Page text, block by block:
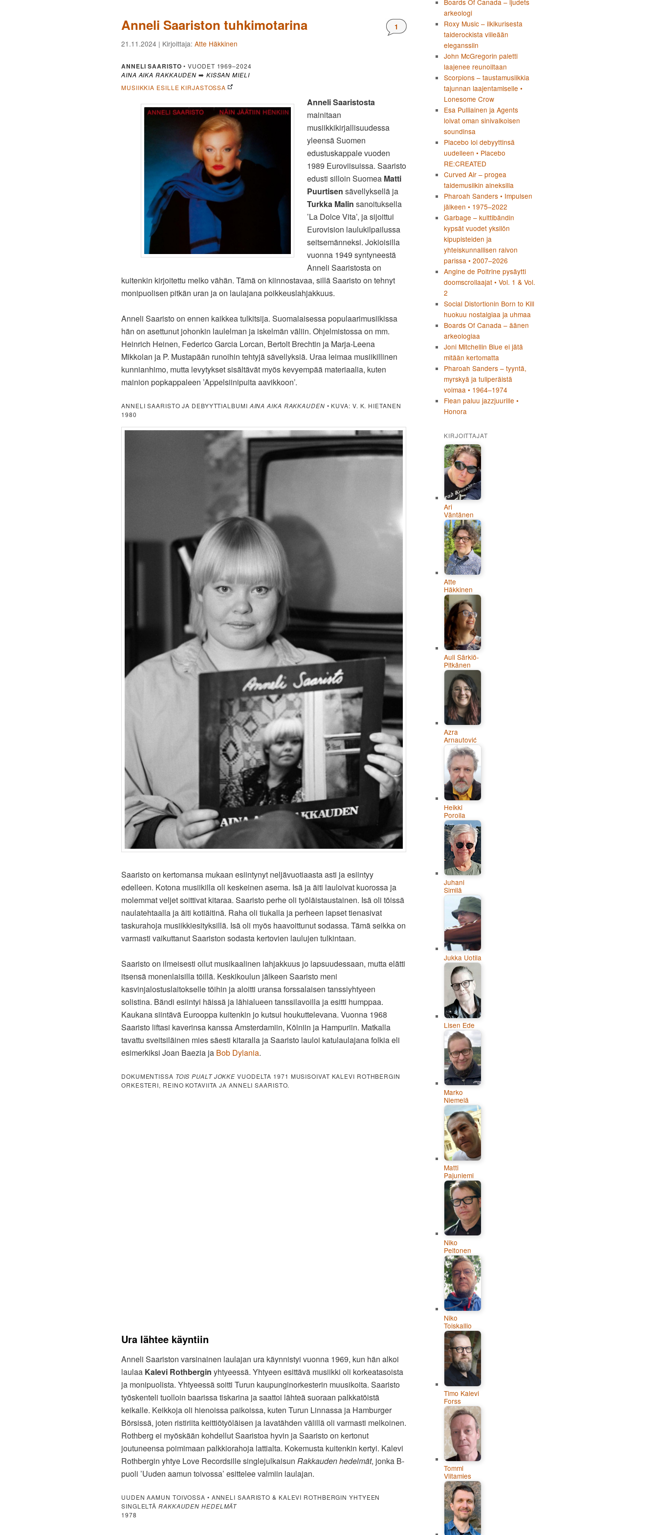
Anneli Saariston tuhkimotarina Kommentteja:
1
21.11.2024 | Kirjoittaja: Atte Häkkinen
ANNELI SAARISTO • VUODET 1969–2024
AINA AIKA RAKKAUDEN ➡️ KISSAN MIELI
MUSIIKKIA ESILLE KIRJASTOSSA
Anneli Saaristosta
mainitaan
musiikkikirjallisuudessa
yleensä Suomen
edustuskappale vuoden
1989 Euroviisuissa. Saaristo
edusti silloin Suomea Matti
Puurtisen sävellyksellä ja
Turkka Malin sanoituksella
’La Dolce Vita’, ja sijoittui
Eurovision laulukilpailussa
seitsemänneksi. Jokioisilla
vuonna 1949 syntyneestä
Anneli Saaristosta on
kuitenkin kirjoitettu melko vähän. Tämä on kiinnostavaa, sillä Saaristo on tehnyt
monipuolisen pitkän uran ja on laulajana poikkeuslahjakkuus.
Anneli Saaristo on ennen kaikkea tulkitsija. Suomalaisessa populaarimusiikissa
hän on asettunut johonkin laulelman ja iskelmän väliin. Ohjelmistossa on mm.
Heinrich Heinen, Federico Garcia Lorcan, Bertolt Brechtin ja Marja-Leena
Mikkolan ja P. Mustapään runoihin tehtyjä sävellyksiä. Uraa leimaa musiikillinen
kunnianhimo, mutta levytykset sisältävät myös kevyempää materiaalia, kuten
mainion popkappaleen ’Appelsiinipuita aavikkoon’.
ANNELI SAARISTO JA DEBYYTTIALBUMI AINA AIKA RAKKAUDEN • KUVA: V. K. HIETANEN
1980
Saaristo on kertomansa mukaan esiintynyt neljävuotiaasta asti ja esiintyy
edelleen. Kotona musiikilla oli keskeinen asema. Isä ja äiti lauloivat kuorossa ja
molemmat veljet soittivat kitaraa. Saaristo perhe oli työläistaustainen. Isä oli töissä
naulatehtaalla ja äiti kotiäitinä. Raha oli tiukalla ja perheen lapset tienasivat
taskurahoja musiikkiesityksillä. Isä oli myös haavoittunut sodassa. Tämä seikka on
varmasti vaikuttanut Saariston sodasta kertovien laulujen tulkintaan.
Saaristo on ilmeisesti ollut musikaalinen lahjakkuus jo lapsuudessaan, mutta elätti
itsensä monenlaisilla töillä. Keskikoulun jälkeen Saaristo meni
kasvinjalostuslaitokselle töihin ja aloitti uransa forssalaisen tanssiyhtyeen
solistina. Bändi esiintyi häissä ja lähialueen tanssilavoilla ja esitti humppaa.
Kaukana siintävä Eurooppa kuitenkin jo kutsui houkuttelevana. Vuonna 1968
Saaristo liftasi kaverinsa kanssa Amsterdamiin, Kölniin ja Hampuriin. Matkalla
tavattu sveitsiläinen mies säesti kitaralla ja Saaristo lauloi katulaulajana folkia eli
esimerkiksi Joan Baezia ja Bob Dylania.
DOKUMENTISSA TOIS PUALT JOKKE VUODELTA 1971 MUSISOIVAT KALEVI ROTHBERGIN
ORKESTERI, REINO KOTAVIITA JA ANNELI SAARISTO.
Ura lähtee käyntiin
Anneli Saariston varsinainen laulajan ura käynnistyi vuonna 1969, kun hän alkoi
laulaa Kalevi Rothbergin yhtyeessä. Yhtyeen esittävä musiikki oli korkeatasoista
ja monipuolista. Yhtyeessä soitti Turun kaupunginorkesterin muusikoita. Saaristo
työskenteli tuolloin baarissa tiskarina ja saattoi lähteä suoraan palkkatöistä
keikalle. Keikkoja oli hienoissa paikoissa, kuten Turun Linnassa ja Hamburger
Börsissä, joten ristiriita keittiötyöläisen ja lavatähden välillä oli varmasti melkoinen.
Rothberg ei myöskään kohdellut Saaristoa hyvin ja Saaristo on kertonut
joutuneensa poimimaan palkkiorahoja lattialta. Kokemusta kuitenkin kertyi. Kalevi
Rothbergin yhtye Love Recordsille singlejulkaisun Rakkauden hedelmät, jonka B-
puoli ’Uuden aamun toivossa’ esittelee valmiin laulajan.
UUDEN AAMUN TOIVOSSA • ANNELI SAARISTO & KALEVI ROTHBERGIN YHTYEEN
SINGLELTÄRAKKAUDEN HEDELMÄT
1978
Boards Of Canada – ljudets
arkeologi
Roxy Music – ilkikurisesta
taiderockista viileään
eleganssiin
John McGregorin paletti
laajenee reunoiltaan
Scorpions – taustamusiikkia
tajunnan laajentamiselle •
Lonesome Crow
Esa Pulliainen ja Agents
loivat oman sinivalkoisen
soundinsa
Placebo loi debyyttinsä
uudelleen • Placebo
RE:CREATED
Curved Air – progea
taidemusiikin aineksilla
Pharoah Sanders • Impulsen
jälkeen • 1975–2022
Garbage – kulttibändin
kypsät vuodet yksilön
kipupisteiden ja
yhteiskunnallisen raivon
parissa • 2007–2026
Angine de Poitrine pysäytti
doomscrollaajat • Vol. 1 & Vol.
2
Social Distortionin Born to Kill
huokuu nostalgiaa ja uhmaa
Boards Of Canada – äänen
arkeologiaa
Joni Mitchellin Blue ei jätä
mitään kertomatta
Pharoah Sanders – tyyntä,
myrskyä ja tuliperäistä
voimaa • 1964–1974
Flean paluu jazzjuurille •
Honora
KIRJOITTAJAT
Ari
Väntänen
Atte
Häkkinen
Auli Särkiö-
Pitkänen
Azra
Arnautović
Heikki
Poroila
Juhani
Similä
Jukka Uotila
Lisen Ede
Marko
Niemelä
Matti
Pajuniemi
Niko
Peltonen
Niko
Toiskallio
Timo Kalevi
Forss
Tommi
Viitamies